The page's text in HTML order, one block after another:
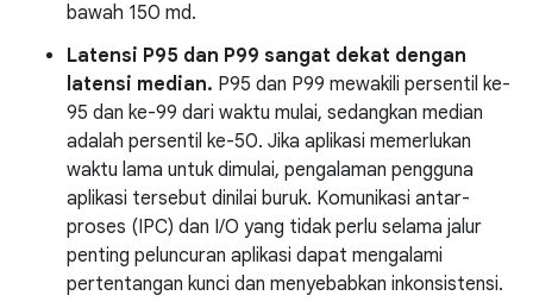
bawah 150 md.
Latensi P95 dan P99 sangat dekat dengan
latensi median. P95 dan P99 mewakili persentil ke-
95 dan ke-99 dari waktu mulai, sedangkan median
adalah persentil ke-50. Jika aplikasi memerlukan
waktu lama untuk dimulai, pengalaman pengguna
aplikasi tersebut dinilai buruk. Komunikasi antar-
proses (IPC) dan I/O yang tidak perlu selama jalur
penting peluncuran aplikasi dapat mengalami
pertentangan kunci dan menyebabkan inkonsistensi.